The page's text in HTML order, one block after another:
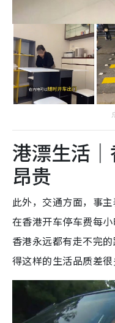
港漂生活
昂贵
此外，交通方面，事
在香港开车停车费每
香港永远都有走不完
得这样的生活品质差很